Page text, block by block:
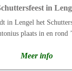
in
in Lengel het
plaats in en rond
Meer info